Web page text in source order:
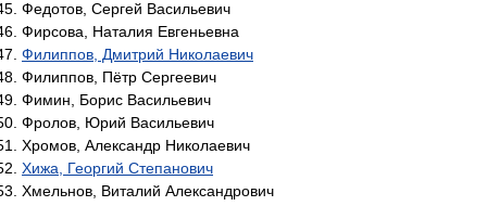
Федотов, Сергей Васильевич
Фирсова, Наталия Евгеньевна
Филиппов, Дмитрий Николаевич
Филиппов, Пётр Сергеевич
Фимин, Борис Васильевич
Фролов, Юрий Васильевич
Хромов, Александр Николаевич
Хижа, Георгий Степанович
Хмельнов, Виталий Александрович